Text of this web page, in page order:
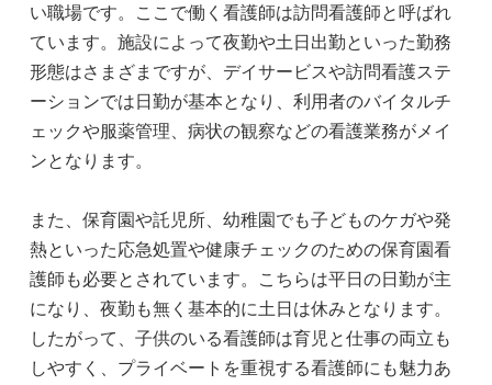
い職場です。ここで働く看護師は訪問看護師と呼ばれ
ています。施設によって夜勤や土日出勤といった勤務
形態はさまざまですが、デイサービスや訪問看護ステ
ーションでは日勤が基本となり、利用者のバイタルチ
ェックや服薬管理、病状の観察などの看護業務がメイ
ンとなります。
また、保育園や託児所、幼稚園でも子どものケガや発
熱といった応急処置や健康チェックのための保育園看
護師も必要とされています。こちらは平日の日勤が主
になり、夜勤も無く基本的に土日は休みとなります。
したがって、子供のいる看護師は育児と仕事の両立も
しやすく、プライベートを重視する看護師にも魅力あ